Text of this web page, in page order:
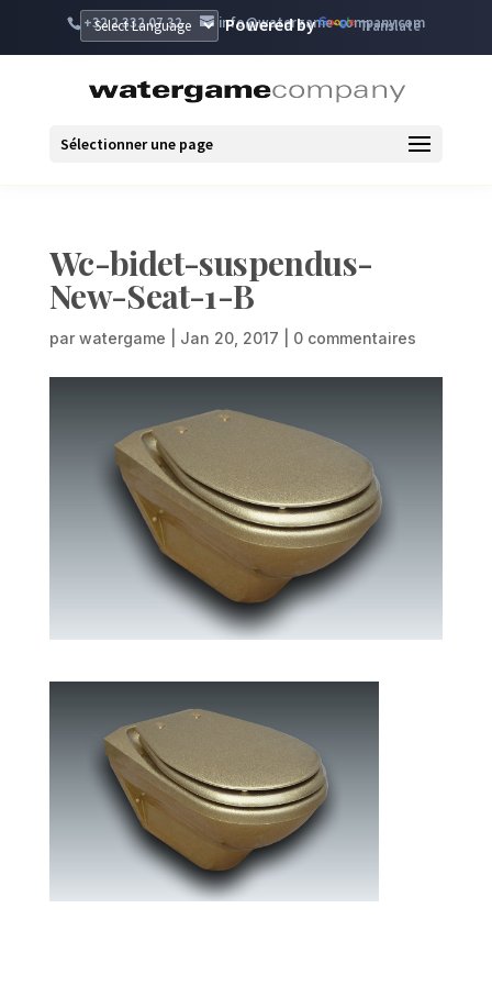
+32 2 332 07 32 info@watergame-company.com
Powered by Translate
Sélectionner une page
Wc-bidet-suspendus-
New-Seat-1-B
par watergame Jan 20, 2017 0 commentaires